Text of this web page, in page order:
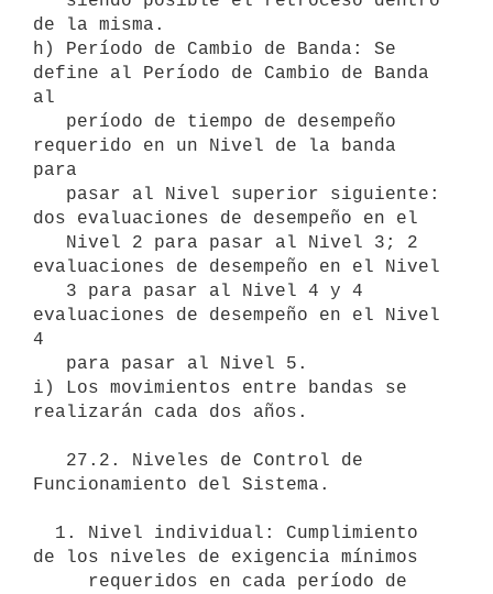
de la misma.
h) Período de Cambio de Banda: Se
define al Período de Cambio de Banda
al
requerido en un Nivel de la banda
para
dos evaluaciones de desempeño en el
evaluaciones de desempeño en el Nivel
evaluaciones de desempeño en el Nivel
4
i) Los movimientos entre bandas se
realizarán cada dos años.
Funcionamiento del Sistema.
de los niveles de exigencia mínimos